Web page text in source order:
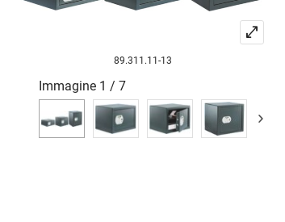
89.311.11-13
Immagine 1 / 7